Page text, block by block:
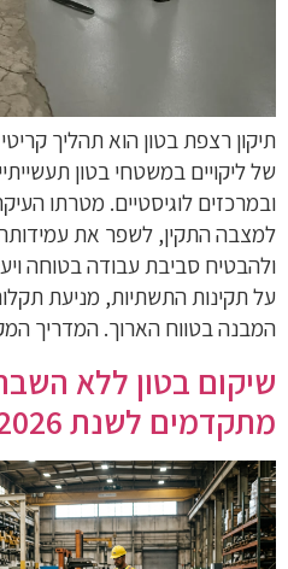
תיקון רצפת בטון הוא תהליך
של ליקויים במשטחי בטון
ובמרכזים לוגיסטיים. מטרתו
למצבה התקין, לשפר את עמידותה
ולהבטיח סביבת עבודה בטוחה
על תקינות התשתיות, מניעת
המבנה בטווח הארוך. המדריך
שיקום בטון ללא
מתקדמים לשנת 2026